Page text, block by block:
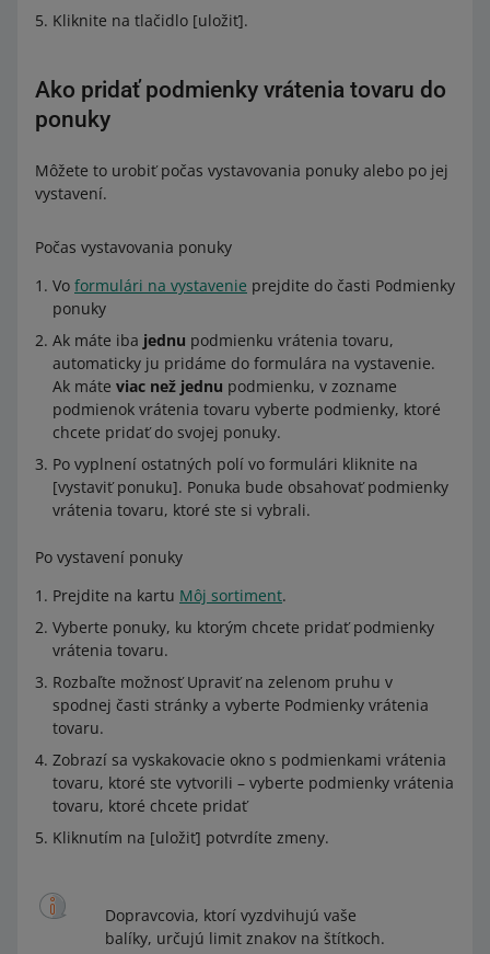
Kliknite na tlačidlo [uložiť].
Ako pridať podmienky vrátenia tovaru do
ponuky
Môžete to urobiť počas vystavovania ponuky alebo po jej
vystavení.
Počas vystavovania ponuky
Vo formulári na vystavenie prejdite do časti Podmienky
ponuky
Ak máte iba jednu podmienku vrátenia tovaru,
automaticky ju pridáme do formulára na vystavenie.
Ak máte viac než jednu podmienku, v zozname
podmienok vrátenia tovaru vyberte podmienky, ktoré
chcete pridať do svojej ponuky.
Po vyplnení ostatných polí vo formulári kliknite na
[vystaviť ponuku]. Ponuka bude obsahovať podmienky
vrátenia tovaru, ktoré ste si vybrali.
Po vystavení ponuky
Prejdite na kartu Môj sortiment.
Vyberte ponuky, ku ktorým chcete pridať podmienky
vrátenia tovaru.
Rozbaľte možnosť Upraviť na zelenom pruhu v
spodnej časti stránky a vyberte Podmienky vrátenia
tovaru.
Zobrazí sa vyskakovacie okno s podmienkami vrátenia
tovaru, ktoré ste vytvorili – vyberte podmienky vrátenia
tovaru, ktoré chcete pridať
Kliknutím na [uložiť] potvrdíte zmeny.
Dopravcovia, ktorí vyzdvihujú vaše
balíky, určujú limit znakov na štítkoch.